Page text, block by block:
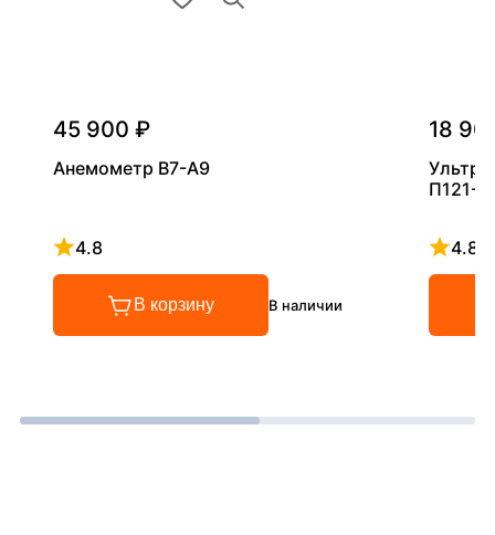
45 900 ₽
Анемометр В7-А9
4.8
Рейтинг 4.8 из 5
В корзину В наличии
18
П121-
4.8